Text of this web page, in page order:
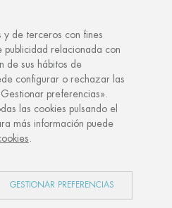
02
y de terceros con fines
publicidad relacionada con
de sus hábitos de
configurar o rechazar las
preferencias».
las cookies pulsando el
más información puede
.
GESTIONAR PREFERENCIAS